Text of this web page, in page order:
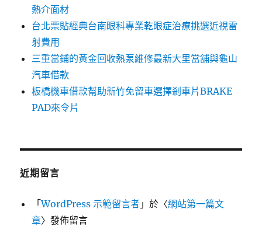
熱介面材
台北票貼經典台南眼科專業乾眼症治療挑選近視雷
射費用
三重當鋪的黃金回收熱泵維修最新大里當舖與龜山
汽車借款
板橋機車借款幫助新竹免留車選擇剎車片BRAKE
PAD來令片
近期留言
「WordPress 示範留言者 」於〈網站第一篇文
章〉發佈留言